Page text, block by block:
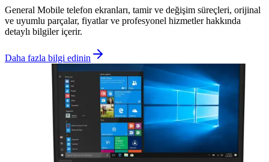
General Mobile telefon ekranları, tamir ve değişim süreçleri, orijinal
ve uyumlu parçalar, fiyatlar ve profesyonel hizmetler hakkında
detaylı bilgiler içerir.
Daha fazla bilgi edinin